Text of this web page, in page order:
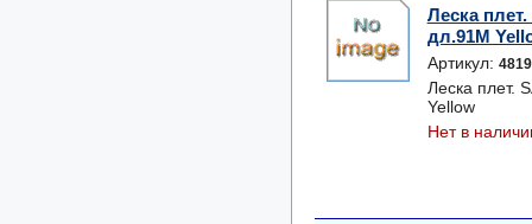
Леска
дл.91M
Артикул:
Леска плет.
Yellow
Нет в